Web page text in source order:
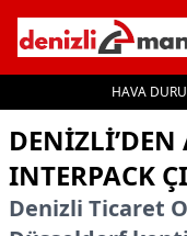
HAVA
İçeriğe geç
DENİZLİ’DEN
INTERPACK
Denizli Ticaret